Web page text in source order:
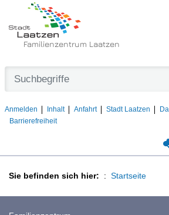
Familienzentrum Laatzen
Anmelden Inhalt Anfahrt Stadt Laatzen
Barrierefreiheit
Sie befinden sich hier: Startseite